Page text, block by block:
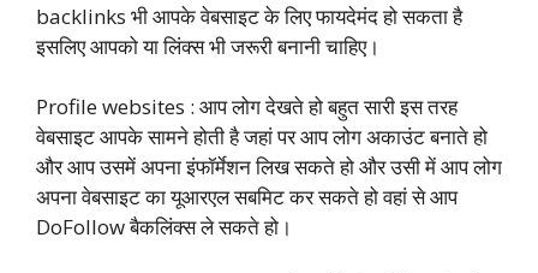
backlinks भी आपके वेबसाइट के लिए फायदेमंद हो सकता है
इसलिए आपको या लिंक्स भी जरूरी बनानी चाहिए।
Profile websites : आप लोग देखते हो बहुत सारी इस तरह
वेबसाइट आपके सामने होती है जहां पर आप लोग अकाउंट बनाते हो
और आप उसमें अपना इंफॉर्मेशन लिख सकते हो और उसी में आप लोग
अपना वेबसाइट का यूआरएल सबमिट कर सकते हो वहां से आप
DoFollow बैकलिंक्स ले सकते हो।